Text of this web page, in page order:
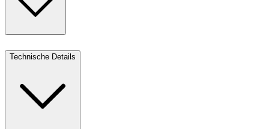
Technische Details